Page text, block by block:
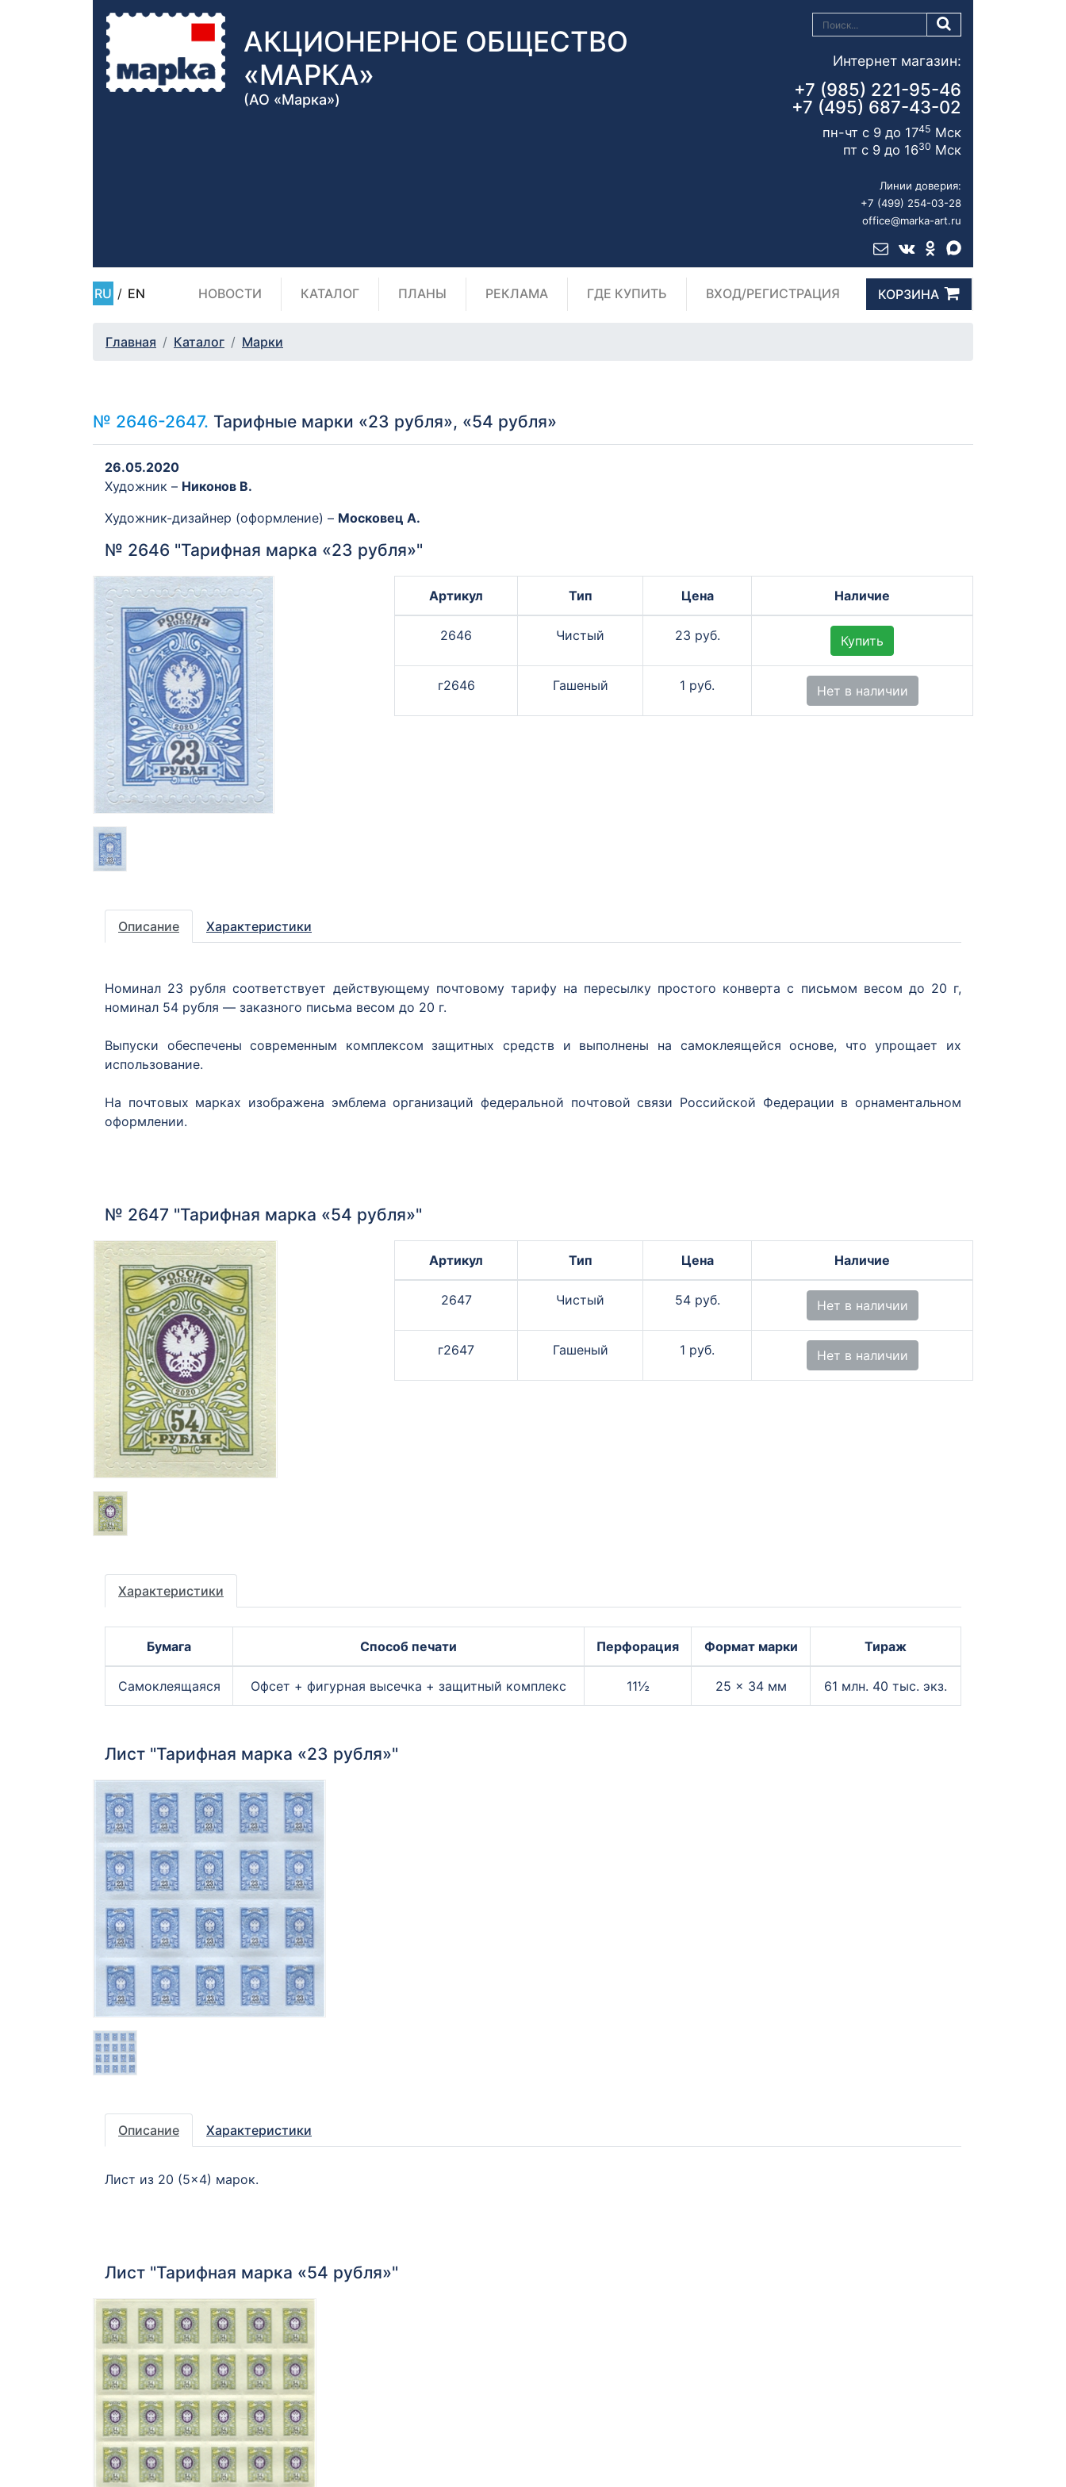
АКЦИОНЕРНОЕ ОБЩЕСТВО
«МАРКА»
(АО «Марка»)
Интернет магазин:
+7 (985) 221-95-46
+7 (495) 687-43-02
пн-чт с 9 до 1745 Мск
пт с 9 до 1630 Мск
Линии доверия:
+7 (499) 254-03-28
office@marka-art.ru
RU / EN НОВОСТИ КАТАЛОГ ПЛАНЫ РЕКЛАМА ГДЕ КУПИТЬ ВХОД/РЕГИСТРАЦИЯ КОРЗИНА
Главная Каталог Марки
№ 2646-2647. Тарифные марки «23 рубля», «54 рубля»
26.05.2020
Художник – Никонов В.
Художник-дизайнер (оформление) – Московец А.
№ 2646 "Тарифная марка «23 рубля»"
Артикул Тип Цена Наличие
2646 Чистый 23 руб. Купить
г2646 Гашеный 1 руб. Нет в наличии
Описание Характеристики
Номинал 23 рубля соответствует действующему почтовому тарифу на пересылку простого конверта с письмом весом до 20 г,
номинал 54 рубля — заказного письма весом до 20 г.
Выпуски обеспечены современным комплексом защитных средств и выполнены на самоклеящейся основе, что упрощает их
использование.
На почтовых марках изображена эмблема организаций федеральной почтовой связи Российской Федерации в орнаментальном
оформлении.
№ 2647 "Тарифная марка «54 рубля»"
Артикул Тип Цена Наличие
2647 Чистый 54 руб. Нет в наличии
г2647 Гашеный 1 руб. Нет в наличии
Характеристики
Бумага Способ печати Перфорация Формат марки Тираж
Самоклеящаяся Офсет + фигурная высечка + защитный комплекс 11½ 25 × 34 мм 61 млн. 40 тыс. экз.
Лист "Тарифная марка «23 рубля»"
Описание Характеристики
Лист из 20 (5×4) марок.
Лист "Тарифная марка «54 рубля»"